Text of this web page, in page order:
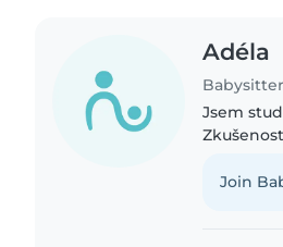
Adéla
Jsem
Join